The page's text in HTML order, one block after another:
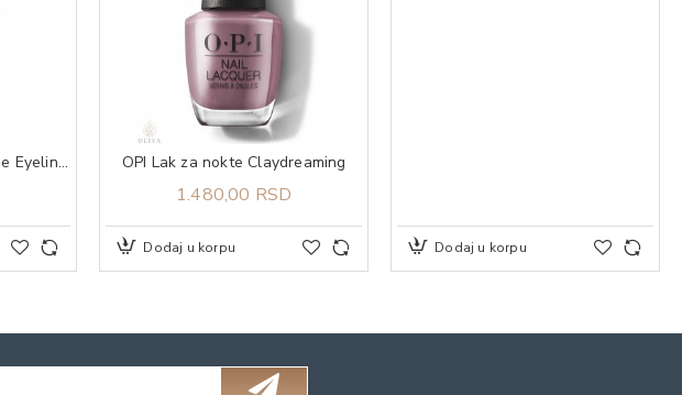
DEBORAH Extra Precisione Eyeliner black OPI Lak za nokte Claydreaming
1.480,00 RSD
Dodaj u korpu Dodaj u korpu